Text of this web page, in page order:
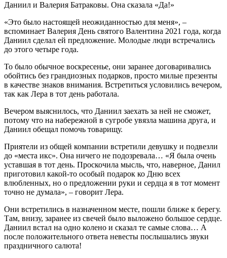
Даниил и Валерия Батраковы. Она сказала «Да!»
«Это было настоящей неожиданностью для меня», –
вспоминает Валерия День святого Валентина 2021 года, когда
Даниил сделал ей предложение. Молодые люди встречались
до этого четыре года.
То было обычное воскресенье, они заранее договаривались
обойтись без грандиозных подарков, просто милые презенты
в качестве знаков внимания. Встретиться условились вечером,
так как Лера в тот день работала.
Вечером выяснилось, что Даниил заехать за ней не сможет,
потому что на набережной в сугробе увязла машина друга, и
Даниил обещал помочь товарищу.
Приятели из общей компании встретили девушку и подвезли
до «места икс». Она ничего не подозревала… «Я была очень
уставшая в тот день. Проскочила мысль, что, наверное, Данил
приготовил какой-то особый подарок ко Дню всех
влюбленных, но о предложении руки и сердца я в тот момент
точно не думала», – говорит Лера.
Они встретились в назначенном месте, пошли ближе к берегу.
Там, внизу, заранее из свечей было выложено большое сердце.
Даниил встал на одно колено и сказал те самые слова… А
после положительного ответа невесты послышались звуки
праздничного салюта!